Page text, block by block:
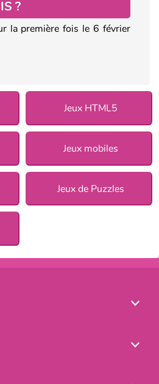
?
la première fois le 6 février
Jeux HTML5
Jeux mobiles
Jeux de Puzzles